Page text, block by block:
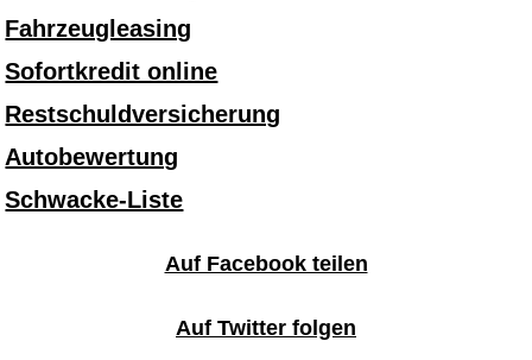
Fahrzeugleasing
Sofortkredit online
Restschuldversicherung
Autobewertung
Schwacke-Liste
Auf Facebook teilen
Auf Twitter folgen